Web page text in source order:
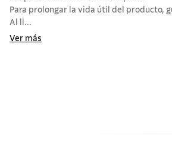
Para prolongar la vida útil del producto,
Al li...
Ver más